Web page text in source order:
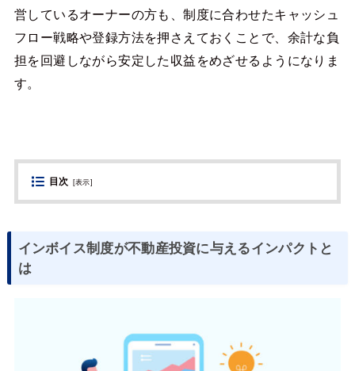
営しているオーナーの方も、制度に合わせたキャッシュ
フロー戦略や登録方法を押さえておくことで、余計な負
担を回避しながら安定した収益をめざせるようになりま
す。
目次 [表示]
インボイス制度が不動産投資に与えるインパクトと
は